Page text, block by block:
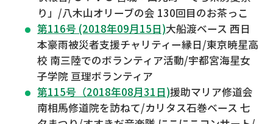
り」/八木山オリーブの会 130回目のお茶っこ
第116号 (2018年09月15日)大船渡ベース 西日
本豪雨被災者支援チャリティー縁日/東京暁星高
校 南三陸でのボランティア活動/宇都宮海星女
子学院 亘理ボランティア
第115号（2018年08月31日)援助マリア修道会
南相馬修道院を訪ねて/カリタス石巻ベース 七